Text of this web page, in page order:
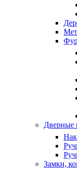
Дверные
Замки,